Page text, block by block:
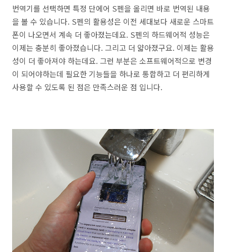
번역기를 선택하면 특정 단에어 S펜을 올리면 바로 번역된 내용
을 볼 수 있습니다. S펜의 활용성은 이전 세대보다 새로운 스마트
폰이 나오면서 계속 더 좋아졌는데요. S펜의 하드웨어적 성능은
이제는 충분히 좋아졌습니다. 그리고 더 얇아졌구요. 이제는 활용
성이 더 좋아져야 하는데요. 그런 부분은 소프트웨어적으로 변경
이 되어야하는데 필요한 기능들을 하나로 통합하고 더 편리하게
사용할 수 있도록 된 점은 만족스러운 점 입니다.